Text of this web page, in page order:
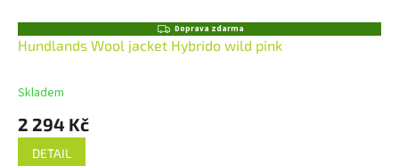
Z
D
A
Doprava zdarma
Hundlands Wool jacket Hybrido wild pink
Skladem
2 294 Kč
DETAIL